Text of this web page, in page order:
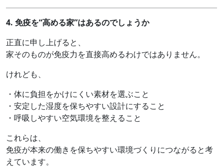
4. 免疫を“高める家”はあるのでしょうか
正直に申し上げると、
家そのものが免疫力を直接高めるわけではありません。
けれども、
・体に負担をかけにくい素材を選ぶこと
・安定した湿度を保ちやすい設計にすること
・呼吸しやすい空気環境を整えること
これらは、
免疫が本来の働きを保ちやすい環境づくりにつながると考
えています。